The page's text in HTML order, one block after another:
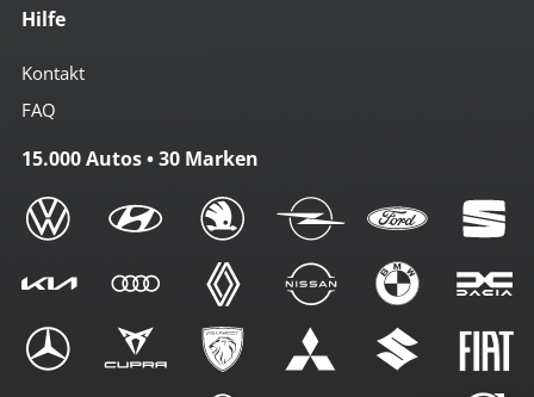
Hilfe
Kontakt
FAQ
15.000 Autos • 30 Marken